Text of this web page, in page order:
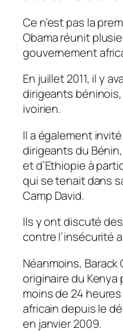
Ce n’est pas la
Obama réunit
gouvernement
En juillet 2011, il y
dirigeants
ivoirien.
Il a également
dirigeants du
et d’Ethiopie à
qui se tenait dans
Camp David.
Ils y ont discuté
contre l’insécurité
Néanmoins,
originaire du Kenya
moins de 24
africain depuis le
en janvier 2009.